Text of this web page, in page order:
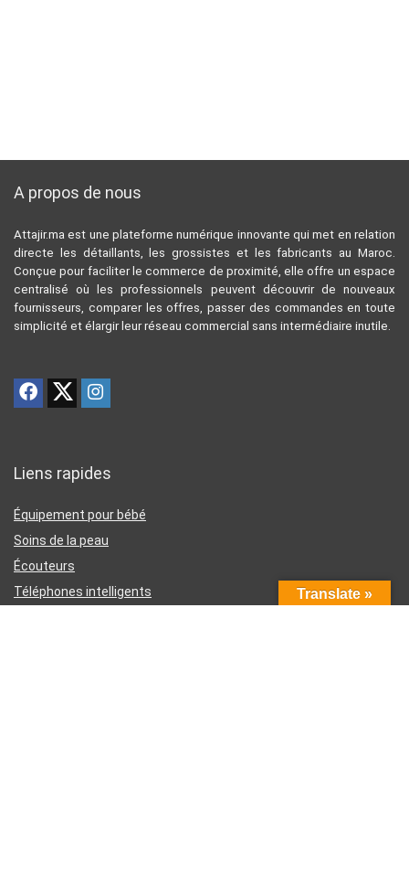
A propos de nous
Attajir.ma est une plateforme numérique innovante qui met en relation
directe les détaillants, les grossistes et les fabricants au Maroc.
Conçue pour faciliter le commerce de proximité, elle offre un espace
centralisé où les professionnels peuvent découvrir de nouveaux
fournisseurs, comparer les offres, passer des commandes en toute
simplicité et élargir leur réseau commercial sans intermédiaire inutile.
Liens rapides
Équipement pour bébé
Soins de la peau
Écouteurs
Téléphones intelligents
Translate »